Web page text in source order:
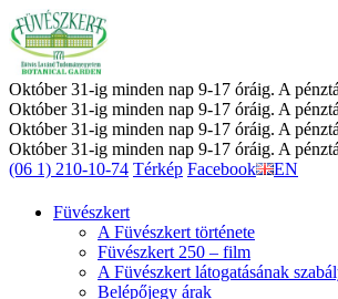
Október 31-ig minden nap 9-17 óráig. A
Október 31-ig minden nap 9-17 óráig. A
Október 31-ig minden nap 9-17 óráig. A
Október 31-ig minden nap 9-17 óráig. A
(06 1) 210-10-74 Térkép Facebook EN
Füvészkert
A Füvészkert története
Füvészkert 250 – film
A Füvészkert látogatásának
Belépőjegy árak